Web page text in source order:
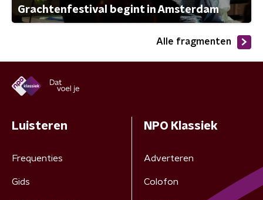
Grachtenfestival begint in Amsterdam
Alle fragmenten
Luisteren
Frequenties
Gids
NPO Klassiek
Adverteren
Colofon